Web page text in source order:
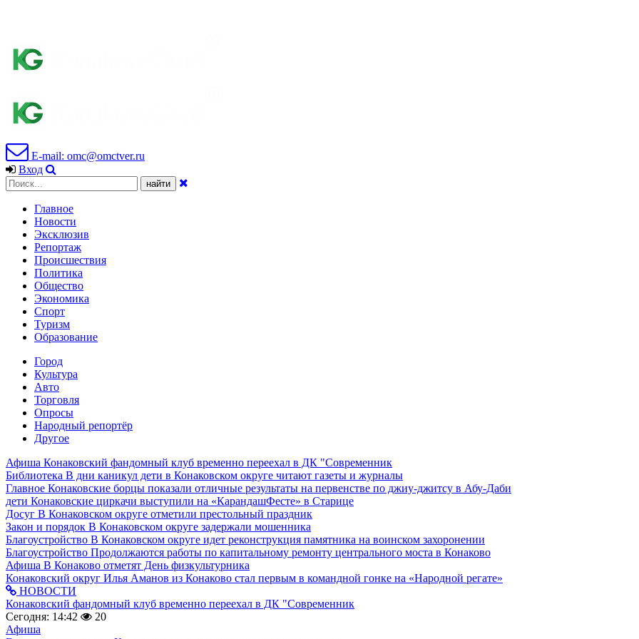
E-mail: omc@omctver.ru
Вход
Главное
Новости
Эксклюзив
Репортаж
Происшествия
Политика
Общество
Экономика
Спорт
Туризм
Образование
Город
Культура
Авто
Торговля
Опросы
Народный репортёр
Другое
Афиша Конаковский фандомный клуб временно переехал в ДК "Современник
Библиотека В дни каникул дети в Конаковском округе читают газеты и журналы
Главное Конаковские борцы показали отличные результаты на первенстве по джиу-джитсу в Абу-Даби
дети Конаковские циркачи выступили на «КарандашФесте» в Старице
Досуг В Конаковском округе отметили престольный праздник
Закон и порядок В Конаковском округе задержали мошенника
Благоустройство В Конаковском округе идет реконструкция памятника на воинском захоронении
Благоустройство Продолжаются работы по капитальному ремонту центрального моста в Конаково
Афиша В Конаково отметят День физкультурника
Конаковский округ Илья Аманов из Конаково стал первым в командной гонке на «Народной регате»
НОВОСТИ
Конаковский фандомный клуб временно переехал в ДК "Современник
Сегодня: 14:42
20
Афиша